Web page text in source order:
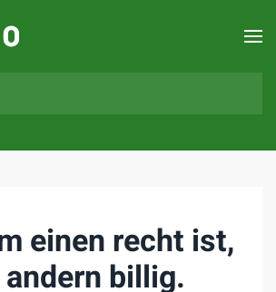
springen
einen recht ist,
billig.